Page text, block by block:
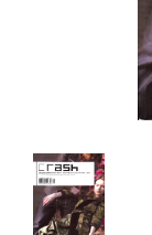
RETRACE
コンサ
動画
スカラ